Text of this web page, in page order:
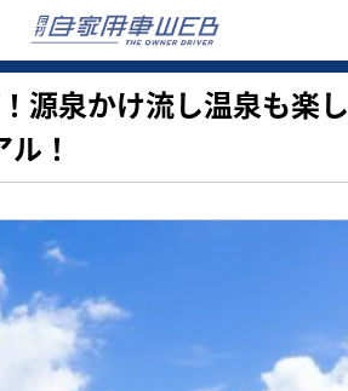
源泉かけ流し温泉も楽し
！